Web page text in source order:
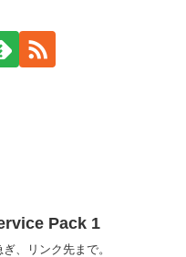
Pack 1
、リンク先まで。